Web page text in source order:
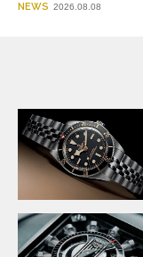
NEWS 2026.08.08